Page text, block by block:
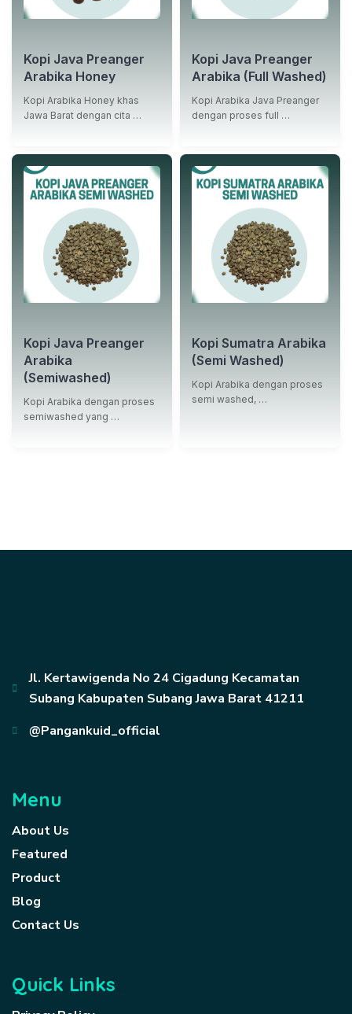
Kopi Java Preanger
Arabika Honey
Kopi Arabika Honey khas
Jawa Barat dengan cita …
Kopi Java Preanger
Arabika (Full Washed)
Kopi Arabika Java Preanger
dengan proses full …
Kopi Java Preanger
Arabika
(Semiwashed)
Kopi Arabika dengan proses
semiwashed yang …
Kopi Sumatra Arabika
(Semi Washed)
Kopi Arabika dengan proses
semi washed, …
Jl. Kertawigenda No 24 Cigadung Kecamatan
Subang Kabupaten Subang Jawa Barat 41211
@Pangankuid_official
Menu
About Us
Featured
Product
Blog
Contact Us
Quick Links